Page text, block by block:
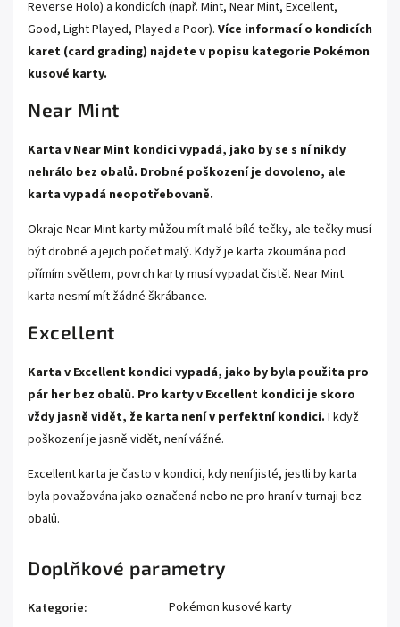
Reverse Holo) a kondicích (např. Mint, Near Mint, Excellent,
Good, Light Played, Played a Poor). Více informací o kondicích
karet (card grading) najdete v popisu kategorie Pokémon
kusové karty.
Near Mint
Karta v Near Mint kondici vypadá, jako by se s ní nikdy
nehrálo bez obalů. Drobné poškození je dovoleno, ale
karta vypadá neopotřebovaně.
Okraje Near Mint karty můžou mít malé bílé tečky, ale tečky musí
být drobné a jejich počet malý. Když je karta zkoumána pod
přímím světlem, povrch karty musí vypadat čistě. Near Mint
karta nesmí mít žádné škrábance.
Excellent
Karta v Excellent kondici vypadá, jako by byla použita pro
pár her bez obalů. Pro karty v Excellent kondici je skoro
vždy jasně vidět, že karta není v perfektní kondici. I když
poškození je jasně vidět, není vážné.
Excellent karta je často v kondici, kdy není jisté, jestli by karta
byla považována jako označená nebo ne pro hraní v turnaji bez
obalů.
Doplňkové parametry
Kategorie:
Pokémon kusové karty